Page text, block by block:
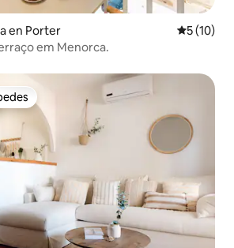
en Porter 5 de uma
5 (10)
em Menorca.